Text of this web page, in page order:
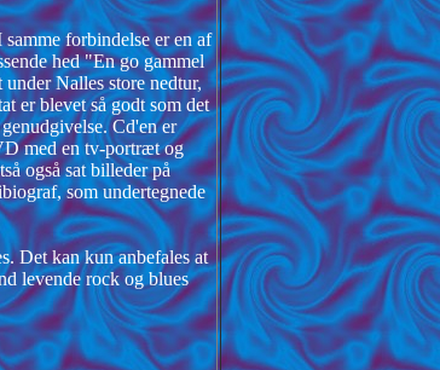
forbindelse er en af
hed "En go gammel
Nalles store nedtur,
er blevet så godt som det
Cd'en er
med en tv-portræt og
også sat billeder på
som undertegnede
Det kan kun anbefales at
levende rock og blues